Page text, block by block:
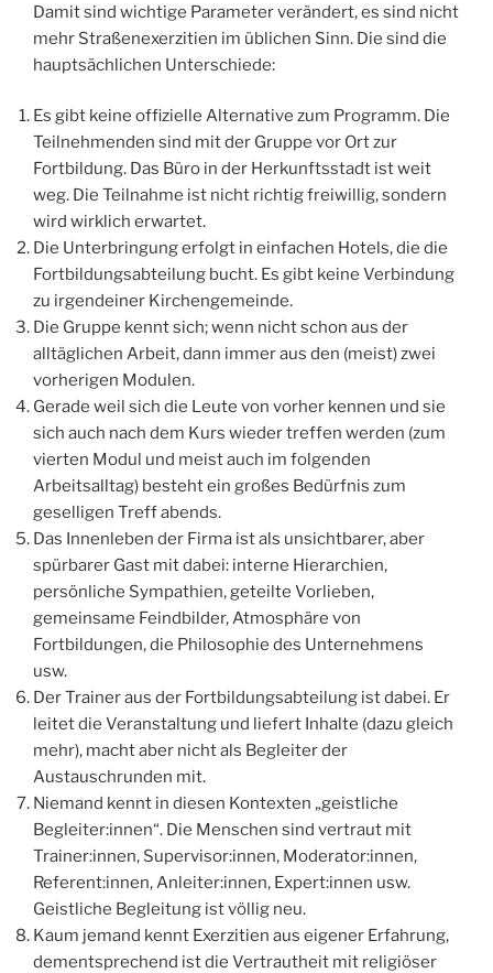
Damit sind wichtige Parameter verändert, es sind nicht
mehr Straßenexerzitien im üblichen Sinn. Die sind die
hauptsächlichen Unterschiede:
Es gibt keine offizielle Alternative zum Programm. Die
Teilnehmenden sind mit der Gruppe vor Ort zur
Fortbildung. Das Büro in der Herkunftsstadt ist weit
weg. Die Teilnahme ist nicht richtig freiwillig, sondern
wird wirklich erwartet.
Die Unterbringung erfolgt in einfachen Hotels, die die
Fortbildungsabteilung bucht. Es gibt keine Verbindung
zu irgendeiner Kirchengemeinde.
Die Gruppe kennt sich; wenn nicht schon aus der
alltäglichen Arbeit, dann immer aus den (meist) zwei
vorherigen Modulen.
Gerade weil sich die Leute von vorher kennen und sie
sich auch nach dem Kurs wieder treffen werden (zum
vierten Modul und meist auch im folgenden
Arbeitsalltag) besteht ein großes Bedürfnis zum
geselligen Treff abends.
Das Innenleben der Firma ist als unsichtbarer, aber
spürbarer Gast mit dabei: interne Hierarchien,
persönliche Sympathien, geteilte Vorlieben,
gemeinsame Feindbilder, Atmosphäre von
Fortbildungen, die Philosophie des Unternehmens
usw.
Der Trainer aus der Fortbildungsabteilung ist dabei. Er
leitet die Veranstaltung und liefert Inhalte (dazu gleich
mehr), macht aber nicht als Begleiter der
Austauschrunden mit.
Niemand kennt in diesen Kontexten „geistliche
Begleiter:innen“. Die Menschen sind vertraut mit
Trainer:innen, Supervisor:innen, Moderator:innen,
Referent:innen, Anleiter:innen, Expert:innen usw.
Geistliche Begleitung ist völlig neu.
Kaum jemand kennt Exerzitien aus eigener Erfahrung,
dementsprechend ist die Vertrautheit mit religiöser